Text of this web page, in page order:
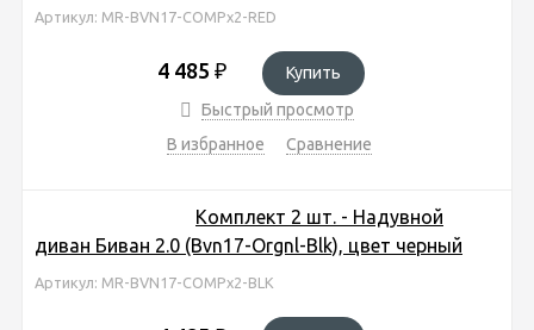
Артикул: MR-BVN17-COMPx2-RED
4 485 ₽
Купить
Быстрый просмотр
В избранное
Сравнение
Комплект 2 шт. - Надувной
диван Биван 2.0 (Bvn17-Orgnl-Blk), цвет черный
Артикул: MR-BVN17-COMPx2-BLK